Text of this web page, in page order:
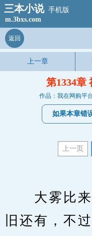
三本小说 手机版
m.3bxs.com
返回
上一章
第1334章
作品：我在网购平
如果本章错
上一页
大雾比来
旧还有，不